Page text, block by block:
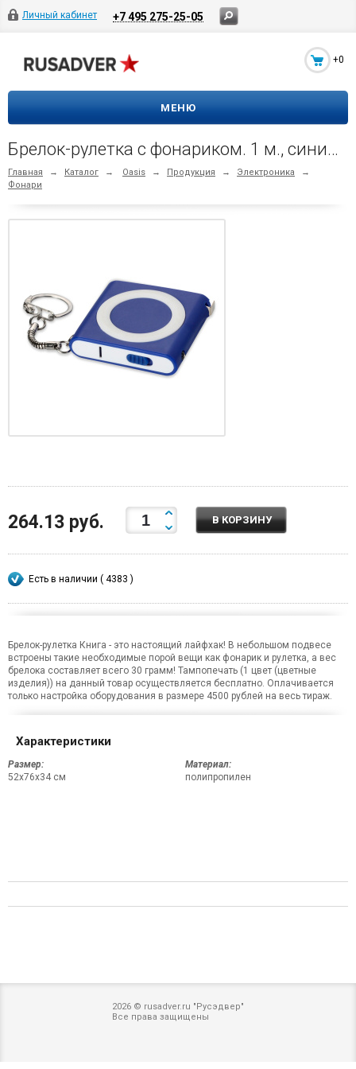
Личный кабинет +7 495 275-25-05
+0
МЕНЮ
Брелок-рулетка с фонариком. 1 м., синий/белый
Главная → Каталог → Oasis → Продукция → Электроника
→
Фонари
264.13 руб. В КОРЗИНУ
Есть в наличии ( 4383 )
Брелок-рулетка Книга - это настоящий лайфхак! В небольшом подвесе
встроены такие необходимые порой вещи как фонарик и рулетка, а вес
брелока составляет всего 30 грамм! Тампопечать (1 цвет (цветные
изделия)) на данный товар осуществляется бесплатно. Оплачивается
только настройка оборудования в размере 4500 рублей на весь тираж.
Характеристики
Размер:
52х76х34 см
Материал:
полипропилен
2026 © rusadver.ru "Русэдвер"
Все права защищены